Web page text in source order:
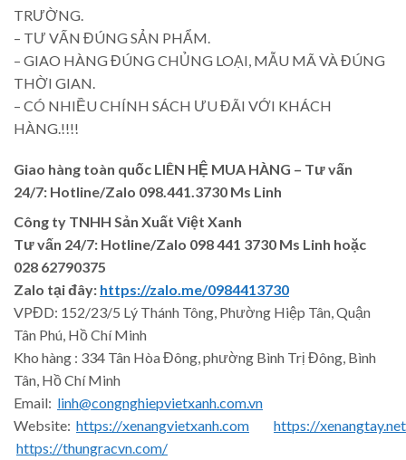
TRƯỜNG.
– TƯ VẤN ĐÚNG SẢN PHẨM.
– GIAO HÀNG ĐÚNG CHỦNG LOẠI, MẪU MÃ VÀ ĐÚNG
THỜI GIAN.
– CÓ NHIỀU CHÍNH SÁCH ƯU ĐÃI VỚI KHÁCH
HÀNG.!!!!
Giao hàng toàn quốc LIÊN HỆ MUA HÀNG – Tư vấn
24/7: Hotline/Zalo 098.441.3730 Ms Linh
Công ty TNHH Sản Xuất Việt Xanh
Tư vấn 24/7: Hotline/Zalo 098 441 3730 Ms Linh hoặc
028 62790375
Zalo tại đây: https://zalo.me/0984413730
VPĐD: 152/23/5 Lý Thánh Tông, Phường Hiệp Tân, Quận
Tân Phú, Hồ Chí Minh
Kho hàng : 334 Tân Hòa Đông, phường Bình Trị Đông, Bình
Tân, Hồ Chí Minh
Email: linh@congnghiepvietxanh.com.vn
Website: https://xenangvietxanh.com
https://xenangtay.net
https://thungracvn.com/